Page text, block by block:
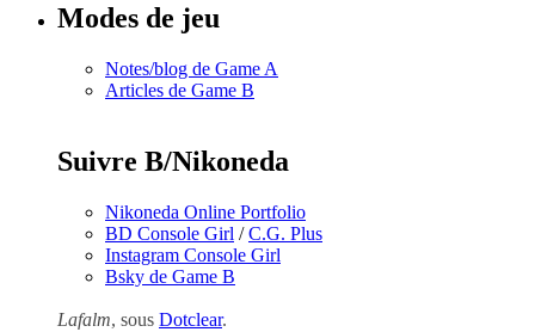
Modes de jeu
Notes/blog de Game A
Articles de Game B
Suivre B/Nikoneda
Nikoneda Online Portfolio
BD Console Girl /C.G. Plus
Instagram Console Girl
Bsky de Game B
Lafalm, sous Dotclear.